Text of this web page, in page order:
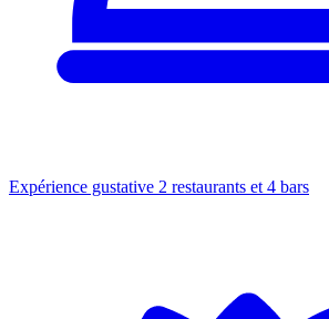
Expérience gustative 2 restaurants et 4 bars